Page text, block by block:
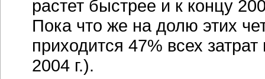
растет быстрее и к концу
Пока что же на долю этих
приходится 47% всех
2004 г.).